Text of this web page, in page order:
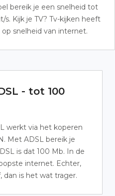
bereik je een snelheid tot
Kijk je TV? Tv-kijken heeft
snelheid van internet.
- tot 100
werkt via het koperen
Met ADSL bereik je
is dat 100 Mb. In de
internet. Echter,
dan is het wat trager.